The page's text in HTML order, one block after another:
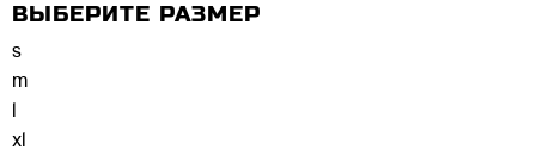
ВЫБЕРИТЕ РАЗМЕР
s
m
l
xl